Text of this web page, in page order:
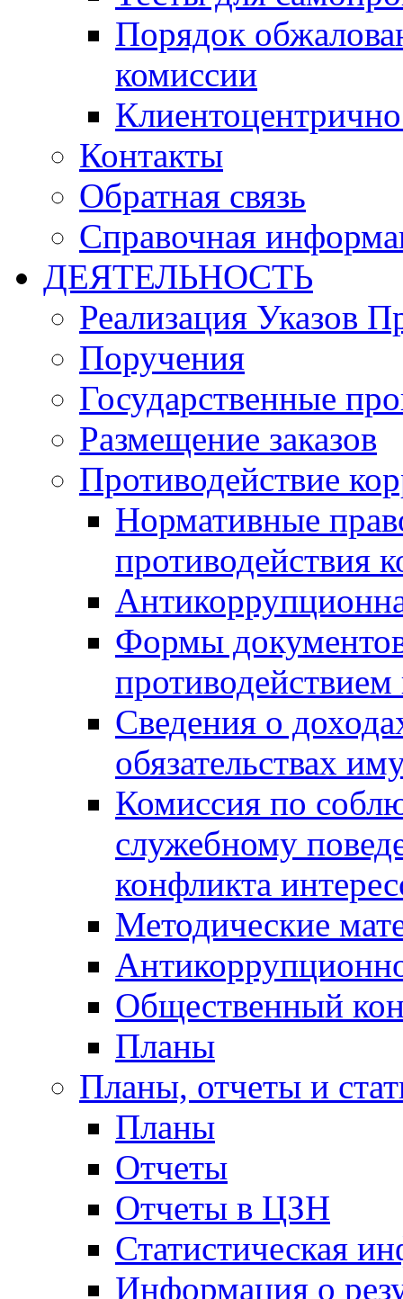
Порядок
комиссии
Контакты
Обратная связь
Справочная
ДЕЯТЕЛЬНОСТЬ
Реализация Указов
Поручения
Государственные
Размещение заказов
Противодействие
Нормативные
противодействия
Формы
Сведения о
обязательствах
Комиссия по
служебному
конфликта
Методические
Общественный
Планы
Планы, отчеты и
Планы
Отчеты
Отчеты в ЦЗН
Статистическая
Информация о